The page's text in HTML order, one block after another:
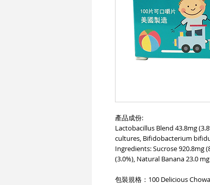
產品成份:
Lactobacillus Blend 43.8mg
cultures, Bifidobacterium
Ingredients: Sucrose 920.8mg
(3.0%), Natural Banana 23.0
包裝規格：100 Delicious